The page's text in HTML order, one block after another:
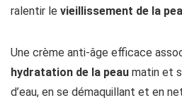
ralentir le vieillissement de la
Une crème anti-âge efficace
hydratation de la peau matin et
d’eau, en se démaquillant et en